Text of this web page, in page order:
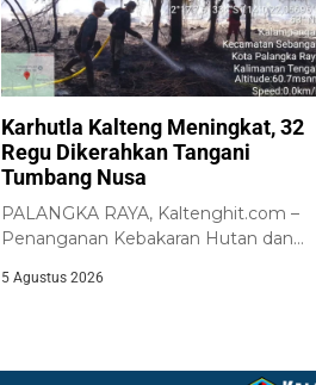
Karhutla Kalteng Meningkat, 32
Regu Dikerahkan Tangani
Tumbang Nusa
PALANGKA RAYA, Kaltenghit.com –
Penanganan Kebakaran Hutan dan
5 Agustus 2026